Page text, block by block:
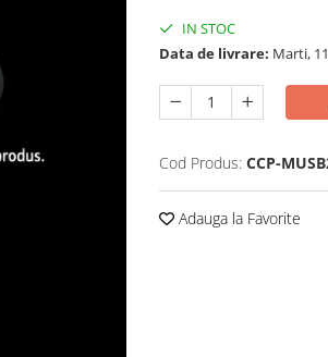
IN STOC
Data de livrare: Marti,
Cod Produs: CCP-
Adauga la Favorite